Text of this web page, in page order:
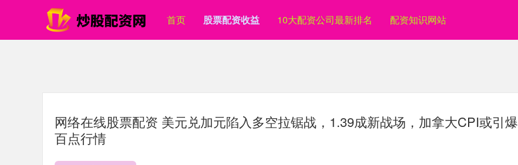
首页 股票配资收益 10大配资公司最新排名 配资知识网站
网络在线股票配资 美元兑加元陷入多空拉锯战，1.39成新战场，加拿大CPI或引爆
百点行情